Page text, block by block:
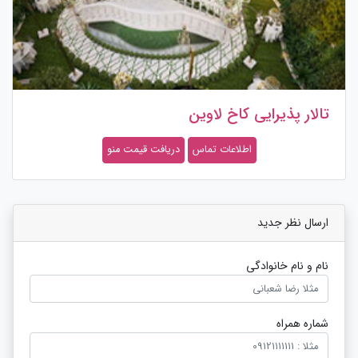
تالار پذیرایی کاخ لاوین
اطلاعات تماس دریافت قیمت منو
ارسال نظر جدید
نام و نام خانوادگی
شماره همراه